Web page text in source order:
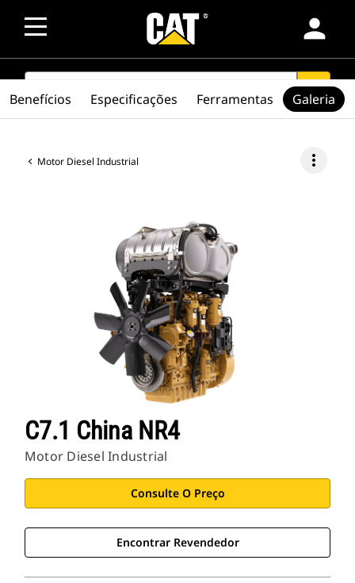
person
SEARCH search
Motor Diesel Industrial more_vert
C7.1 China NR4
Motor Diesel Industrial
Consulte O Preço
Encontrar Revendedor
Benefícios Especificações Ferramentas Galeria